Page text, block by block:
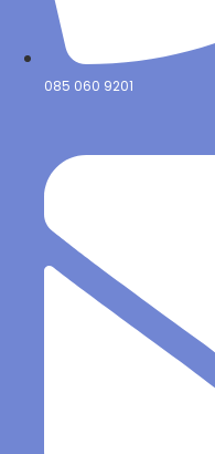
085 060 9201